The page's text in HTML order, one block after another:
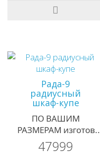
Рада-9
радиусный
шкаф-купе
ПО ВАШИМ
РАЗМЕРАМ изготов..
47999